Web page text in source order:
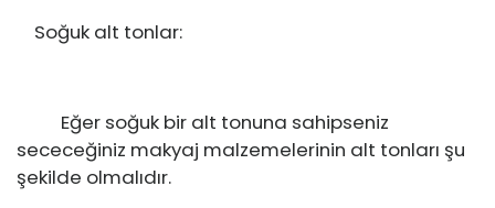
Soğuk alt tonlar:
Eğer soğuk bir alt tonuna sahipseniz
sececeğiniz makyaj malzemelerinin alt tonları şu
şekilde olmalıdır.